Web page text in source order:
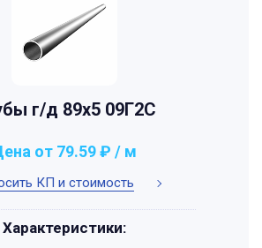
г/д 89x5 09Г2С
КП и стоимость
от 79.59 ₽ / м
Характеристики: